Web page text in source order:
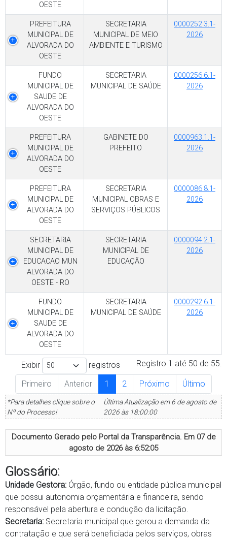
OESTE
PREFEITURA
MUNICIPAL DE
ALVORADA DO
OESTE
SECRETARIA
MUNICIPAL DE MEIO
AMBIENTE E TURISMO
0000252.3.1-
2026
FUNDO
MUNICIPAL DE
SAUDE DE
ALVORADA DO
OESTE
SECRETARIA
MUNICIPAL DE SAÚDE
0000256.6.1-
2026
PREFEITURA
MUNICIPAL DE
ALVORADA DO
OESTE
GABINETE DO
PREFEITO
0000963.1.1-
2026
PREFEITURA
MUNICIPAL DE
ALVORADA DO
OESTE
SECRETARIA
MUNICIPAL OBRAS E
SERVIÇOS PÚBLICOS
0000086.8.1-
2026
SECRETARIA
MUNICIPAL DE
EDUCACAO MUN
ALVORADA DO
OESTE - RO
SECRETARIA
MUNICIPAL DE
EDUCAÇÃO
0000094.2.1-
2026
FUNDO
MUNICIPAL DE
SAUDE DE
ALVORADA DO
OESTE
SECRETARIA
MUNICIPAL DE SAÚDE
0000292.6.1-
2026
Registro 1 até 50 de 55.
Exibir
registros
Primeiro
Anterior 1 2 Próximo Último
*Para detalhes clique sobre o
Nº do Processo!
Última Atualização em 6 de agosto de
2026 às 18:00:00
Documento Gerado pelo Portal da Transparência. Em 07 de
agosto de 2026 às 6:52:05
Glossário:
Unidade Gestora: Órgão, fundo ou entidade pública municipal
que possui autonomia orçamentária e financeira, sendo
responsável pela abertura e condução da licitação.
Secretaria: Secretaria municipal que gerou a demanda da
contratação e que será beneficiada pelos serviços, obras